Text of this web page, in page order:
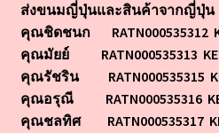
ส่งขนมญี่ปุ่นและสินค้าจากญี่ปุ่น
คุณชิดชนก RATN000535312
คุณมัยย์ RATN000535313
คุณรัชริน RATN000535315
คุณอรุณี RATN000535316
คุณชลทิศ RATN000535317